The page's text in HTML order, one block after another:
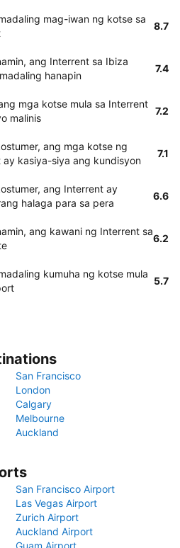
mag-iwan ng kotse sa
8.7
ang Interrent sa Ibiza
hanapin
7.4
mga kotse mula sa Interrent
malinis
7.2
ang mga kotse ng
kasiya-siya ang kundisyon
7.1
ang Interrent ay
halaga para sa pera
6.6
ang kawani ng Interrent sa
6.2
kumuha ng kotse mula
5.7
San Francisco
London
Calgary
Melbourne
Auckland
San Francisco Airport
Las Vegas Airport
Zurich Airport
Auckland Airport
Guam Airport